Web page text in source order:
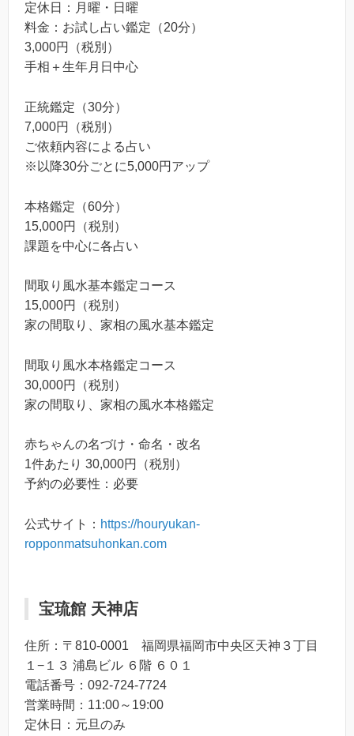
定休日：月曜・日曜
料金：お試し占い鑑定（20分）
3,000円（税別）
手相＋生年月日中心
正統鑑定（30分）
7,000円（税別）
ご依頼内容による占い
※以降30分ごとに5,000円アップ
本格鑑定（60分）
15,000円（税別）
課題を中心に各占い
間取り風水基本鑑定コース
15,000円（税別）
家の間取り、家相の風水基本鑑定
間取り風水本格鑑定コース
30,000円（税別）
家の間取り、家相の風水本格鑑定
赤ちゃんの名づけ・命名・改名
1件あたり 30,000円（税別）
予約の必要性：必要
公式サイト： https://houryukan-
ropponmatsuhonkan.com
宝琉館 天神店
住所：〒810-0001 福岡県福岡市中央区天神３丁目
１−１３ 浦島ビル ６階 ６０１
電話番号：092-724-7724
営業時間：11:00～19:00
定休日：元旦のみ